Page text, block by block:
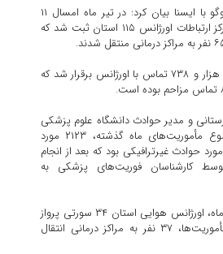
محسن آدینه‌وند در گفت‌وگو با ایسنا بیان کرد: در تیر ماه امسال ۱۱
هزار و ۱۰۵ مأموریت در مرکز ارتباطات اورژانس ۱۱۵ استان ثبت شد که
وی افزود: در این مدت ۵۰ هزار و ۷۳۸ تماس با اورژانس برقرار شد که
و مدیر حوادث دانشگاه علوم پزشکی
لرستان بیان کرد: از مجموع مأموریت‌های ماه گذشته، ۲۱۲۳ مورد
حوادث ترافیکی، و ۸۹۸۲ مورد حوادث غیرترافیکی بود که بعد از انجام
توسط کارشناسان فوریت‌های پزشکی به
آدینه‌وند اظهار کرد: در تیر ماه، اورژانس هوایی استان ۳۴ سورتی پرواز
داشته است که در این مأموریت‌ها، ۳۷ نفر به مراکز درمانی انتقال